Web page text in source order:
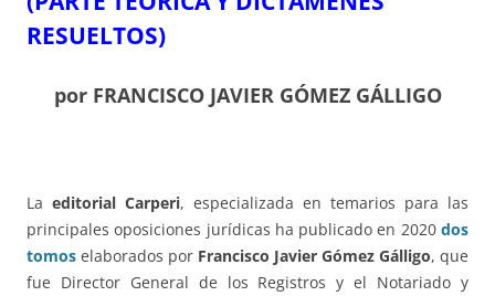
RESUELTOS)
por FRANCISCO JAVIER GÓMEZ GÁLLIGO
La editorial Carperi, especializada en temarios para las
principales oposiciones jurídicas ha publicado en 2020 dos
tomos elaborados por Francisco Javier Gómez Gálligo, que
fue Director General de los Registros y el Notariado y